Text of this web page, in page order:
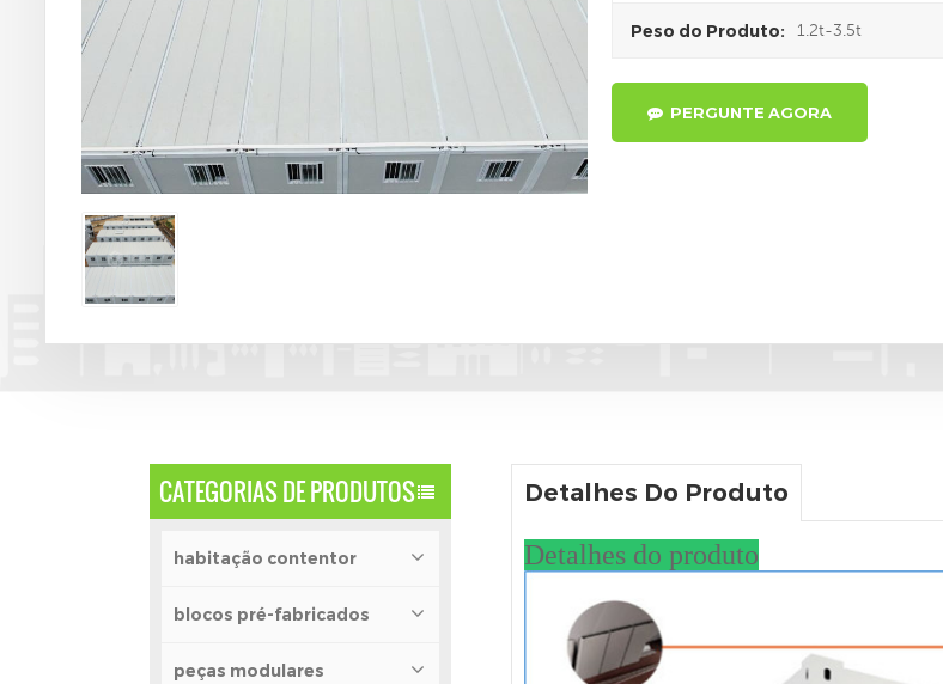
Peso do Produto: 1.2t-3.5t
PERGUNTE AGORA
CATEGORIAS DE PRODUTOS
habitação contentor
blocos pré-fabricados
peças modulares
Detalhes Do Produto
Detalhes do produto